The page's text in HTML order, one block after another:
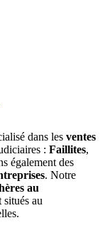
dans les ventes
: Faillites,
également des
. Notre
au
situés au